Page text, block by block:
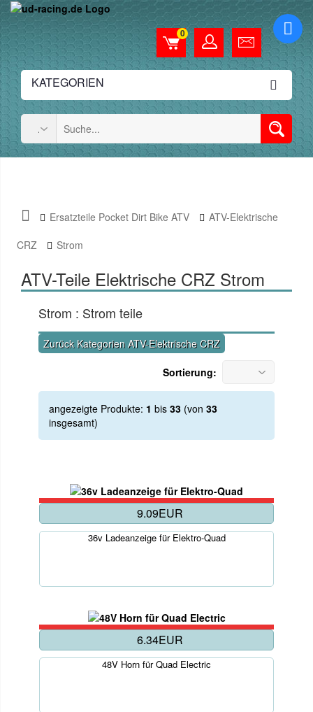
KATEGORIEN
0
Ersatzteile Pocket Dirt Bike ATV
ATV-Elektrische
CRZ
Strom
ATV-Teile Elektrische CRZ Strom
Strom : Strom teile
Zurück Kategorien ATV-Elektrische CRZ
Sortierung:
angezeigte Produkte: 1 bis 33 (von 33
insgesamt)
9.09EUR
36v Ladeanzeige für Elektro-Quad
6.34EUR
48V Horn für Quad Electric